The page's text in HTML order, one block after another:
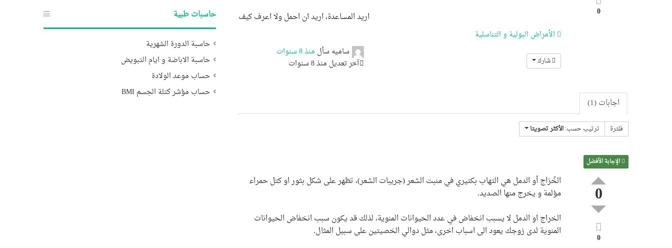
0
اريد المساعدة، اريد ان احمل ولا اعرف كيف
الأمراض البولية و التناسلية
شارك
ساميه سأل منذ 8 سنوات
آخر تعديل منذ 8 سنوات
اجابات (1)
فلترة ترتيب حسب:الأكثر تصويتا
الإجابة الأفضل
0
0
الخُرَاج أو الدمل هي التهاب بكتيري في منبت الشعر (جريبات الشعر)، تظهر على شكل بثور او كتل حمراء
مؤلمة و يخرج منها الصديد.
الخراج او الدمل لا يسبب انخفاض في عدد الحيوانات المنوية، لذلك قد يكون سبب انخفاض الحيوانات
المنوية لدى زوجك يعود الى اسباب اخرى، مثل دوالي الخصيتين على سبيل المثال.
حاسبات طبية
حاسبة الدورة الشهرية
حاسبة الاباضة و ايام التبويض
حساب موعد الولادة
حساب مؤشر كتلة الجسم BMI